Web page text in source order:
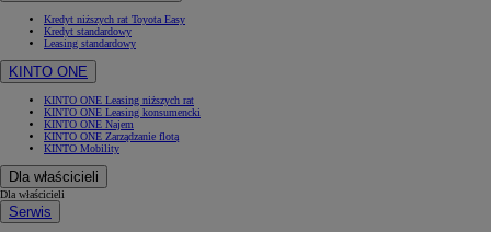
Kredyt niższych rat Toyota Easy
Kredyt standardowy
Leasing standardowy
KINTO ONE
KINTO ONE Leasing niższych rat
KINTO ONE Leasing konsumencki
KINTO ONE Najem
KINTO ONE Zarządzanie flotą
KINTO Mobility
Dla właścicieli
Dla właścicieli
Serwis